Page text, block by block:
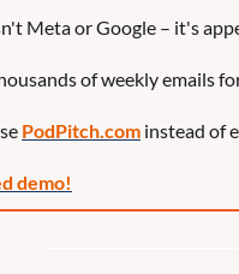
Meta or Google – it's
of weekly emails
PodPitch.com instead of
demo!